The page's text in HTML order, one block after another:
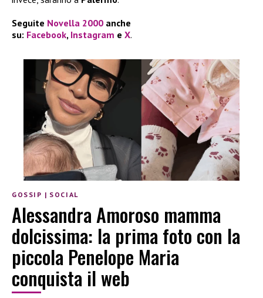
Seguite Novella 2000 anche
su: Facebook, Instagram e X.
GOSSIP | SOCIAL
Alessandra Amoroso mamma
dolcissima: la prima foto con la
piccola Penelope Maria
conquista il web